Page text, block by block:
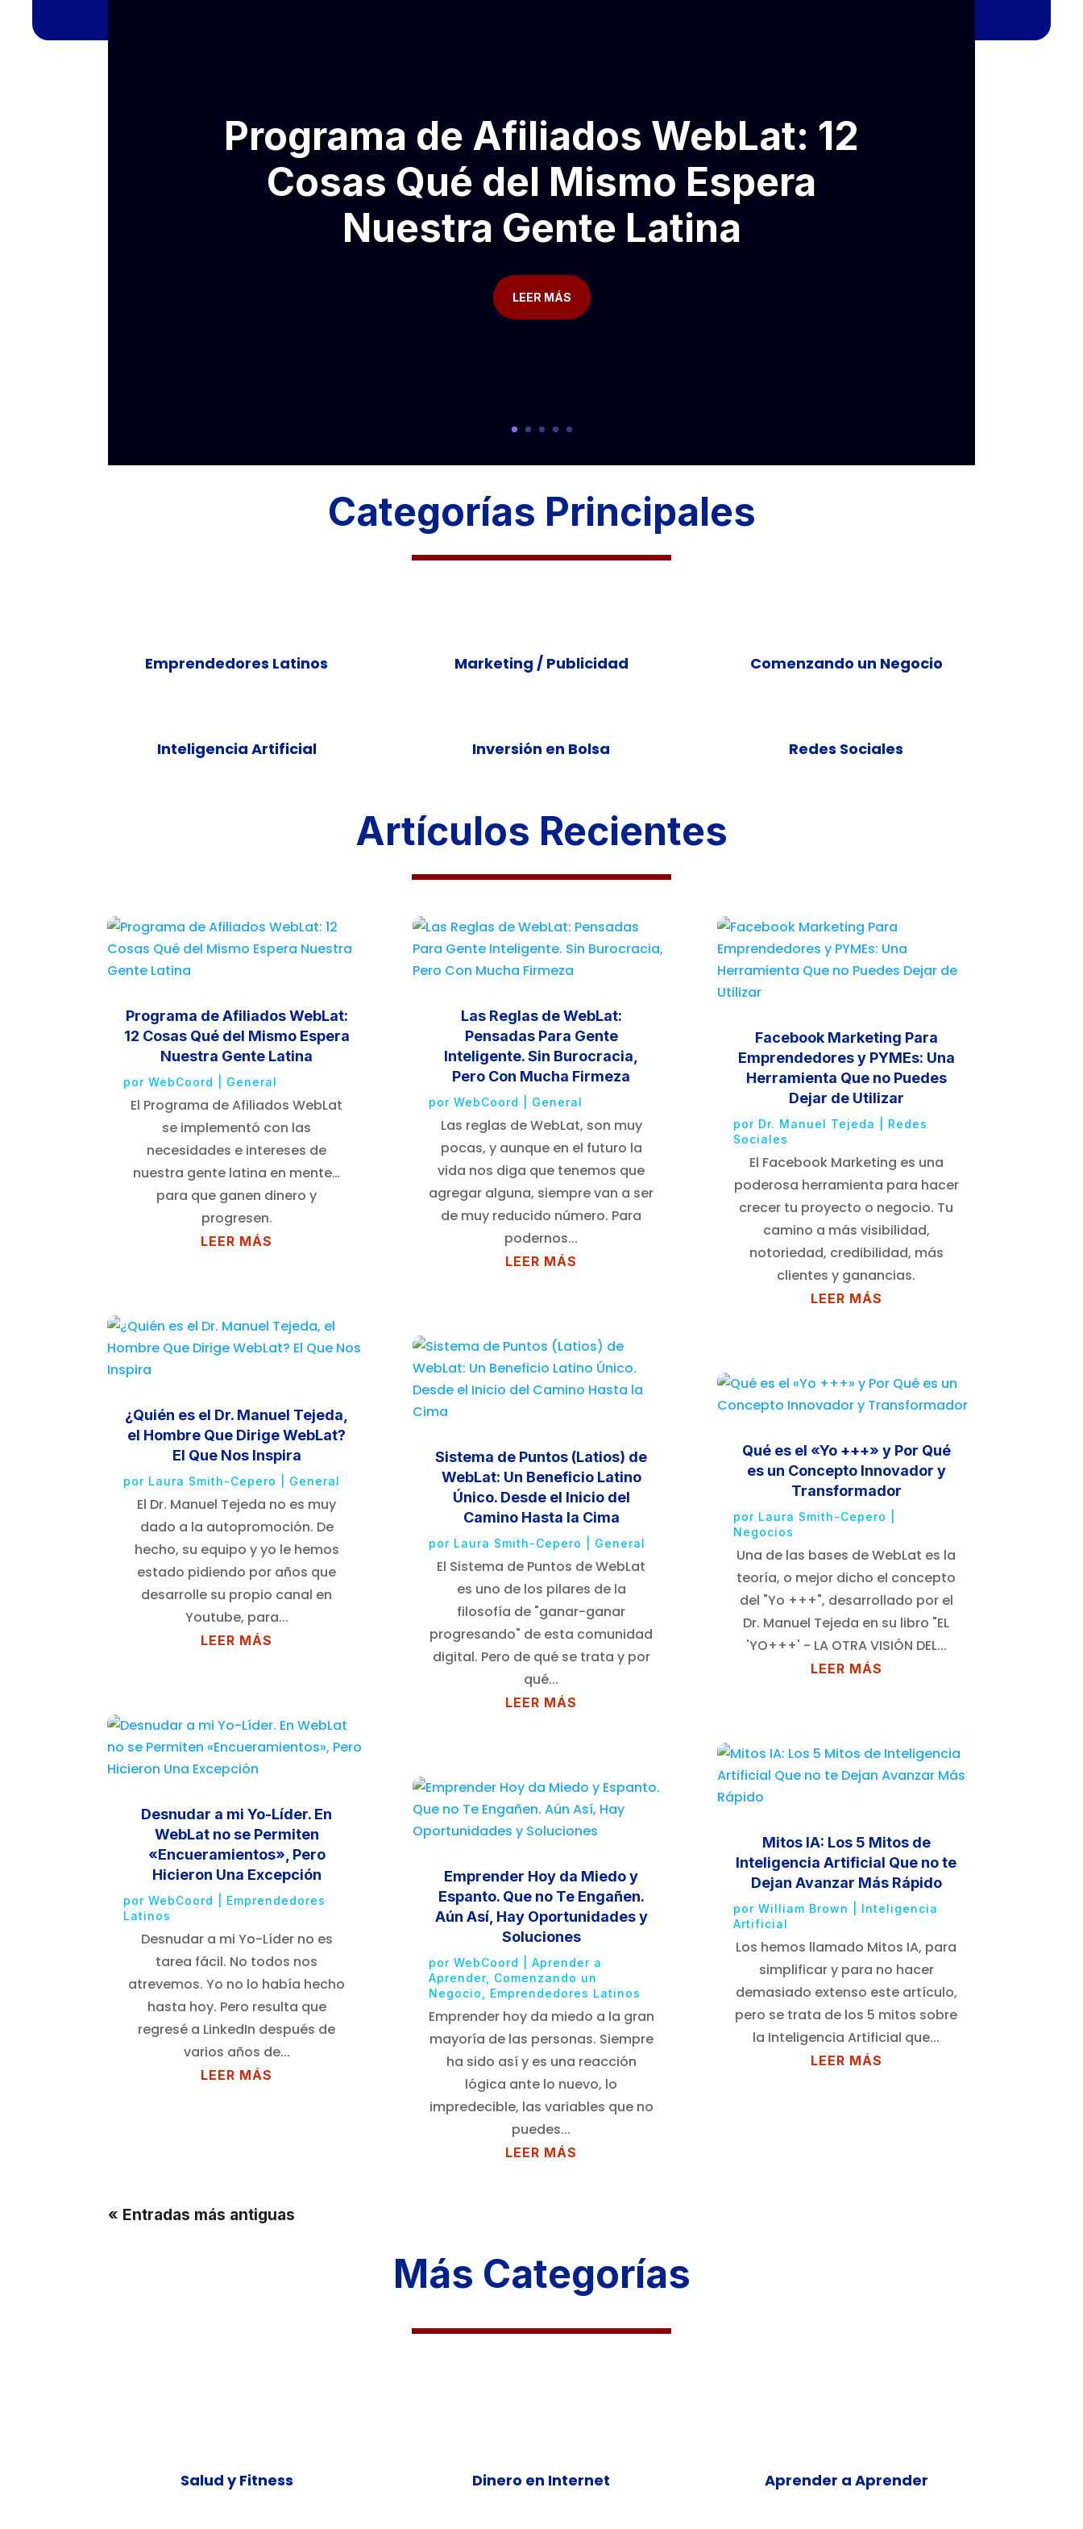
Programa de Afiliados WebLat: 12
Cosas Qué del Mismo Espera
Nuestra Gente Latina
LEER MÁS
Categorías Principales
Emprendedores Latinos
Inteligencia Artificial
Marketing / Publicidad
Inversión en Bolsa
Comenzando un Negocio
Redes Sociales
Artículos Recientes
Programa de Afiliados WebLat:
12 Cosas Qué del Mismo Espera
Nuestra Gente Latina
porWebCoord General
El Programa de Afiliados WebLat
se implementó con las
necesidades e intereses de
nuestra gente latina en mente…
para que ganen dinero y
progresen.
LEER MÁS
¿Quién es el Dr. Manuel Tejeda,
el Hombre Que Dirige WebLat?
El Que Nos Inspira
por Laura Smith-Cepero General
El Dr. Manuel Tejeda no es muy
dado a la autopromoción. De
hecho, su equipo y yo le hemos
estado pidiendo por años que
desarrolle su propio canal en
Youtube, para...
LEER MÁS
Desnudar a mi Yo-Líder. En
WebLat no se Permiten
«Encueramientos», Pero
Hicieron Una Excepción
porWebCoord
Emprendedores
Latinos
Desnudar a mi Yo-Líder no es
tarea fácil. No todos nos
atrevemos. Yo no lo había hecho
hasta hoy. Pero resulta que
regresé a LinkedIn después de
varios años de...
LEER MÁS
Las Reglas de WebLat:
Pensadas Para Gente
Inteligente. Sin Burocracia,
Pero Con Mucha Firmeza
por WebCoord General
Las reglas de WebLat, son muy
pocas, y aunque en el futuro la
vida nos diga que tenemos que
agregar alguna, siempre van a ser
de muy reducido número. Para
podernos...
LEER MÁS
Sistema de Puntos (Latios) de
WebLat: Un Beneficio Latino
Único. Desde el Inicio del
Camino Hasta la Cima
por Laura Smith-Cepero General
El Sistema de Puntos de WebLat
es uno de los pilares de la
filosofía de "ganar-ganar
progresando" de esta comunidad
digital. Pero de qué se trata y por
qué...
LEER MÁS
Emprender Hoy da Miedo y
Espanto. Que no Te Engañen.
Aún Así, Hay Oportunidades y
Soluciones
por WebCoord
Aprender a
Aprender, Comenzando un
Negocio
Emprendedores Latinos
Emprender hoy da miedo a la gran
mayoría de las personas. Siempre
ha sido así y es una reacción
lógica ante lo nuevo, lo
impredecible, las variables que no
puedes...
LEER MÁS
Facebook Marketing Para
Emprendedores y PYMEs: Una
Herramienta Que no Puedes
Dejar de Utilizar
por Dr. Manuel Tejeda
Redes
Sociales
El Facebook Marketing es una
poderosa herramienta para hacer
crecer tu proyecto o negocio. Tu
camino a más visibilidad,
notoriedad, credibilidad, más
clientes y ganancias.
LEER MÁS
Qué es el «Yo +++» y Por Qué
es un Concepto Innovador y
Transformador
por Laura Smith-Cepero
Negocios
Una de las bases de WebLat es la
teoría, o mejor dicho el concepto
del "Yo +++", desarrollado por el
Dr. Manuel Tejeda en su libro "EL
'YO+++' - LA OTRA VISIÓN DEL...
LEER MÁS
Mitos IA: Los 5 Mitos de
Inteligencia Artificial Que no te
Dejan Avanzar Más Rápido
por William Brown
Inteligencia
Artificial
Los hemos llamado Mitos IA, para
simplificar y para no hacer
demasiado extenso este artículo,
pero se trata de los 5 mitos sobre
la Inteligencia Artificial que...
LEER MÁS
« Entradas más antiguas
Más Categorías
Salud y Fitness Dinero en Internet Aprender a Aprender